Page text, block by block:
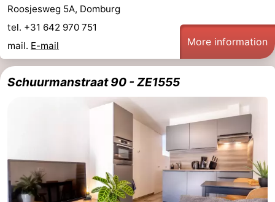
Roosjesweg 5A, Domburg
tel. +31 642 970 751
mail. E-mail More information
Schuurmanstraat 90 - ZE1555